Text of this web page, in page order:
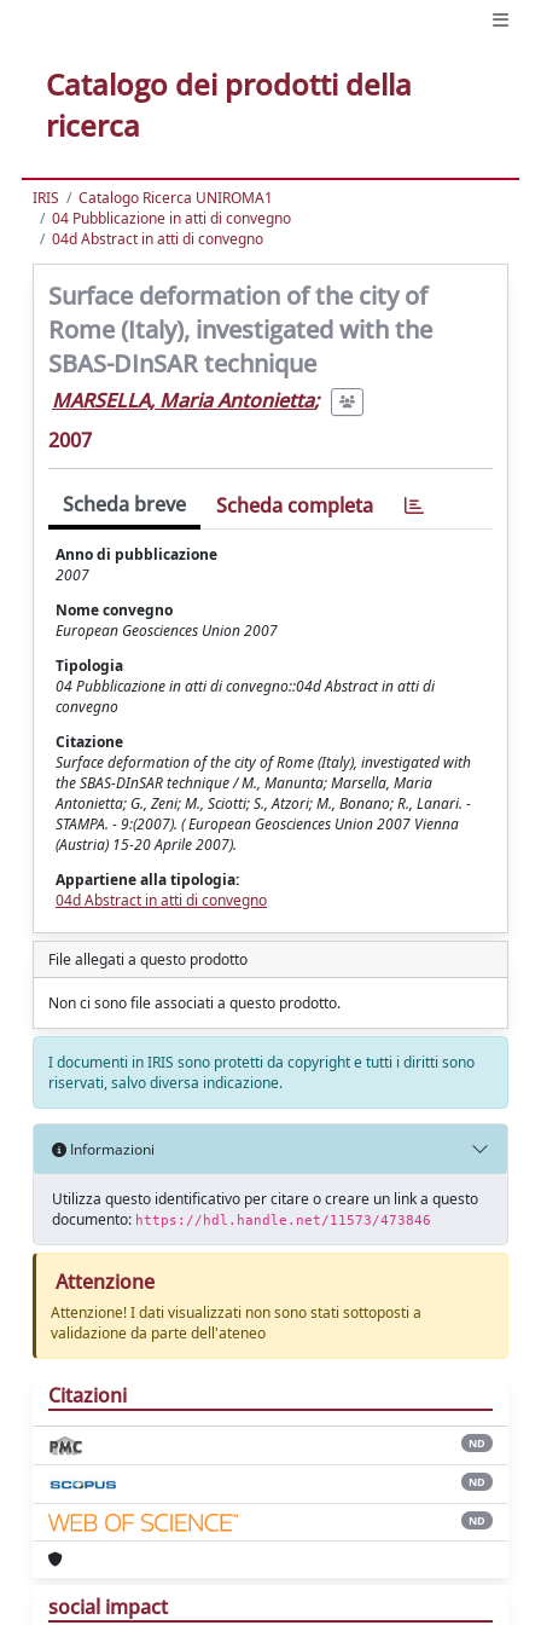
Catalogo dei prodotti della
ricerca
IRIS
Catalogo Ricerca UNIROMA1
04 Pubblicazione in atti di convegno
04d Abstract in atti di convegno
Surface deformation of the city of
Rome (Italy), investigated with the
SBAS-DInSAR technique
MARSELLA, Maria Antonietta;
2007
Scheda breve Scheda completa
Anno di pubblicazione
2007
Nome convegno
European Geosciences Union 2007
Tipologia
04 Pubblicazione in atti di convegno::04d Abstract in atti di
convegno
Citazione
Surface deformation of the city of Rome (Italy), investigated with
the SBAS-DInSAR technique / M., Manunta; Marsella, Maria
Antonietta; G., Zeni; M., Sciotti; S., Atzori; M., Bonano; R., Lanari. -
STAMPA. - 9:(2007). ( European Geosciences Union 2007 Vienna
(Austria) 15-20 Aprile 2007).
Appartiene alla tipologia:
04d Abstract in atti di convegno
File allegati a questo prodotto
Non ci sono file associati a questo prodotto.
I documenti in IRIS sono protetti da copyright e tutti i diritti sono
riservati, salvo diversa indicazione.
Informazioni
Utilizza questo identificativo per citare o creare un link a questo
documento: https://hdl.handle.net/11573/473846
Attenzione
Attenzione! I dati visualizzati non sono stati sottoposti a
validazione da parte dell'ateneo
Citazioni
ND
ND
ND
social impact